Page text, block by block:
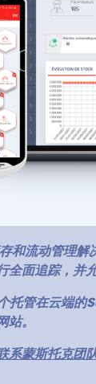
和流动管理解
全面追踪，并
管在云端的
。
系蒙斯托克团